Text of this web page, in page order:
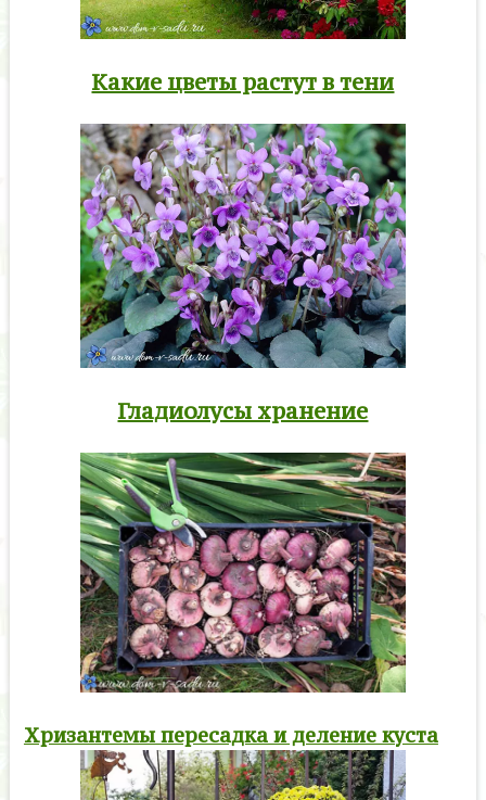
Какие цветы растут в тени
Гладиолусы хранение
Хризантемы пересадка и деление куста